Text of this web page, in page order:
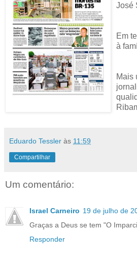
José
Em
à
Mais
Eduardo Tessler às 11:59
Compartilhar
Um comentário:
Israel Carneiro 19 de julho de
Graças a Deus se tem "O
Responder